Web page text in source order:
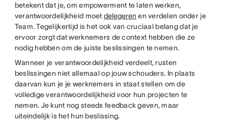
betekent dat je, om empowerment te laten werken,
verantwoordelijkheid moet delegeren en verdelen onder je
Team. Tegelijkertijd is het ook van cruciaal belang dat je
ervoor zorgt dat werknemers de context hebben die ze
nodig hebben om de juiste beslissingen te nemen.
Wanneer je verantwoordelijkheid verdeelt, rusten
beslissingen niet allemaal op jouw schouders. In plaats
daarvan kun je je werknemers in staat stellen om de
volledige verantwoordelijkheid voor hun projecten te
nemen. Je kunt nog steeds feedback geven, maar
uiteindelijk is het hun beslissing.